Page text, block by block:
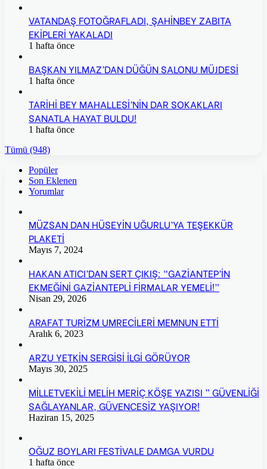
VATANDAŞ FOTOĞRAFLADI, ŞAHİNBEY ZABITA
EKİPLERİ YAKALADI
1 hafta önce
BAŞKAN YILMAZ’DAN DÜĞÜN SALONU MÜJDESİ
1 hafta önce
TARİHİ BEY MAHALLESİ’NİN DAR SOKAKLARI
SANATLA HAYAT BULDU!
1 hafta önce
Tümü (948)
Popüler
Son Eklenen
Yorumlar
MÜZSAN DAN HÜSEYİN UĞURLU’YA TEŞEKKÜR
PLAKETİ
Mayıs 7, 2024
HAKAN ATICI’DAN SERT ÇIKIŞ: “GAZİANTEP’İN
EKMEĞİNİ GAZİANTEPLİ FİRMALAR YEMELİ!”
Nisan 29, 2026
ARAFAT TURİZM UMRECİLERİ MEMNUN ETTİ
Aralık 6, 2023
ARZU YETKİN SERGİSİ İLGİ GÖRÜYOR
Mayıs 30, 2025
MİLLETVEKİLİ MELİH MERİÇ KÖŞE YAZISI ” GÜVENLİĞİ
SAĞLAYANLAR, GÜVENCESİZ YAŞIYOR!
Haziran 15, 2025
OĞUZ BOYLARI FESTİVALE DAMGA VURDU
1 hafta önce